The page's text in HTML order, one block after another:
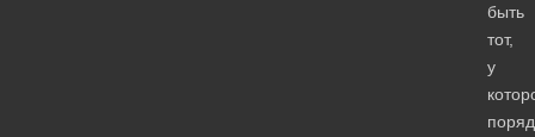
быть
тот,
у